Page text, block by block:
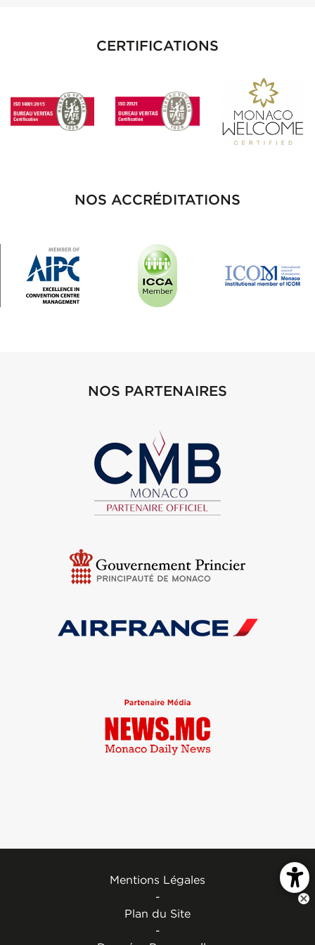
CERTIFICATIONS
NOS ACCRÉDITATIONS
NOS PARTENAIRES
Mentions Légales
-
Plan du Site
-